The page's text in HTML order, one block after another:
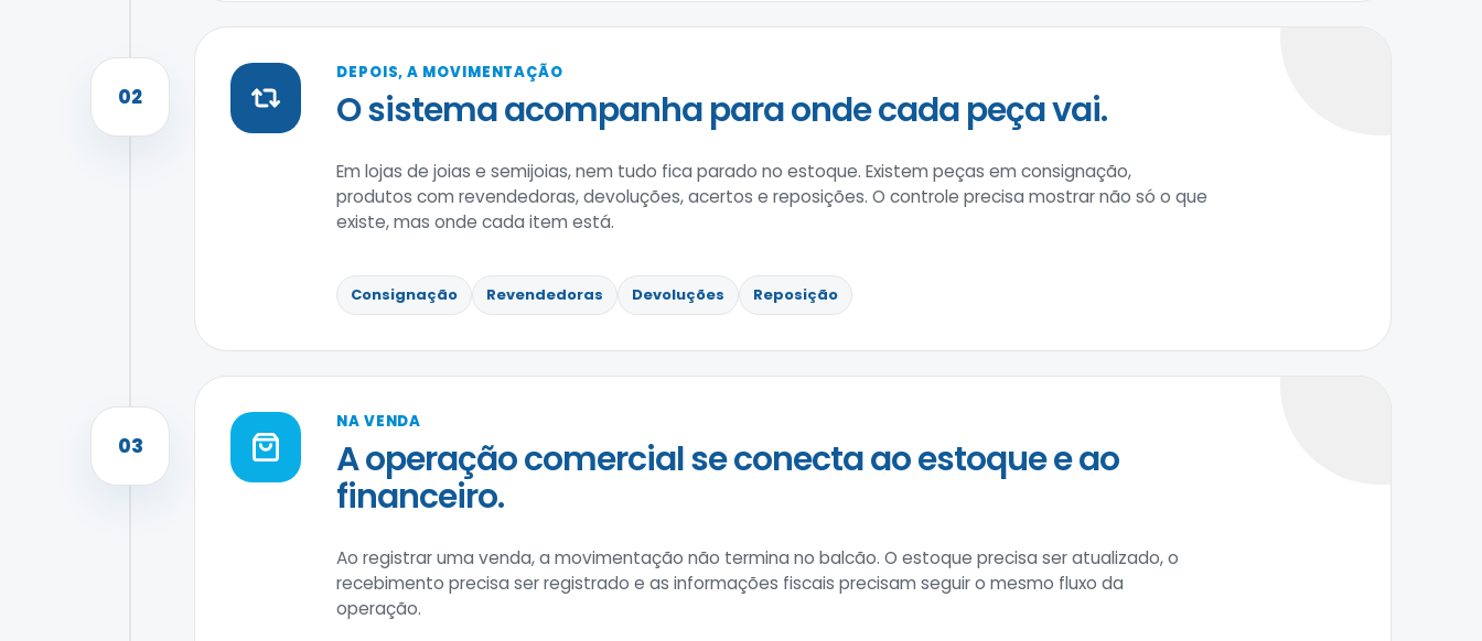
02
DEPOIS, A MOVIMENTAÇÃO
O sistema acompanha para onde cada peça vai.
Em lojas de joias e semijoias, nem tudo fica parado no estoque. Existem peças em consignação,
produtos com revendedoras, devoluções, acertos e reposições. O controle precisa mostrar não só o que
existe, mas onde cada item está.
Consignação Revendedoras Devoluções Reposição
03
NA VENDA
A operação comercial se conecta ao estoque e ao
financeiro.
Ao registrar uma venda, a movimentação não termina no balcão. O estoque precisa ser atualizado, o
recebimento precisa ser registrado e as informações fiscais precisam seguir o mesmo fluxo da
operação.